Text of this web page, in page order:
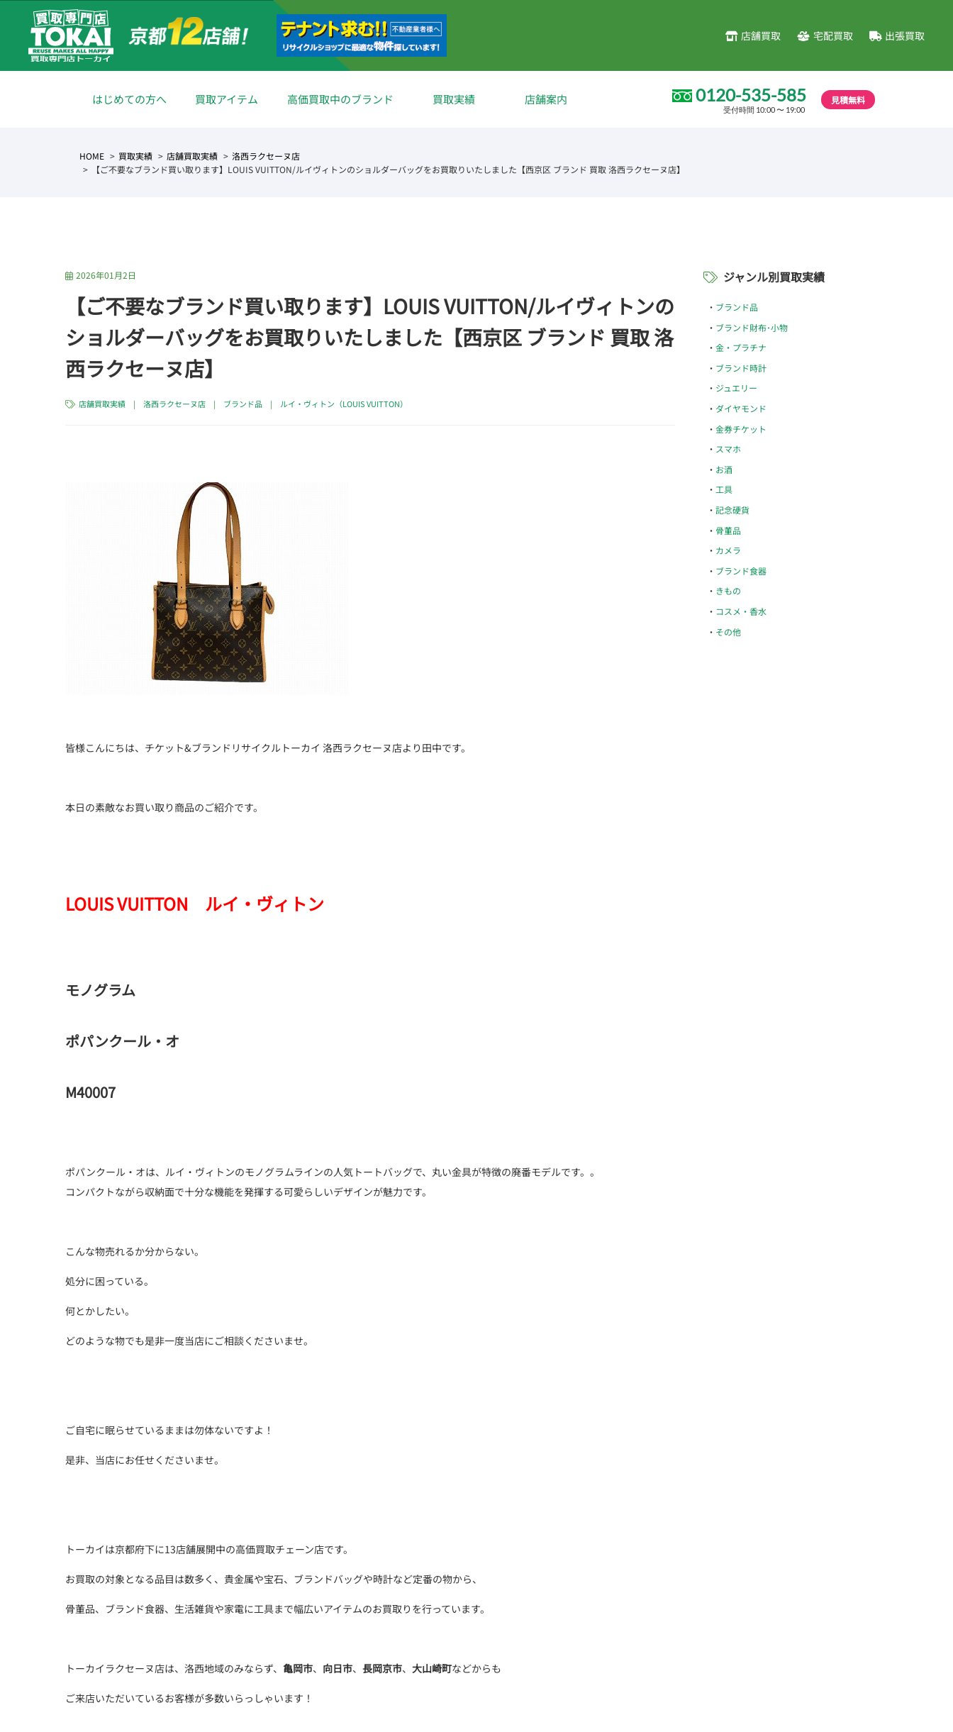
店舗買取 宅配買取 出張買取
はじめての方へ 買取アイテム 高価買取中のブランド 買取実績 店舗案内 0120-535-585
受付時間 10:00 〜 19:00
見積無料
HOME 買取実績 店舗買取実績
洛西ラクセーヌ店
【ご不要なブランド買い取ります】LOUIS VUITTON/ルイヴィトンのショルダーバッグをお買取りいたしました【西京区 ブランド 買取 洛西ラクセーヌ店】
2026年01月2日
【ご不要なブランド買い取ります】LOUIS VUITTON/ルイヴィトンの
ショルダーバッグをお買取りいたしました【西京区 ブランド 買取 洛
西ラクセーヌ店】
店舗買取実績 |洛西ラクセーヌ店 | ブランド品 | ルイ・ヴィトン（LOUIS VUITTON）
皆様こんにちは、チケット&ブランドリサイクルトーカイ 洛西ラクセーヌ店より田中です。
本日の素敵なお買い取り商品のご紹介です。
LOUIS VUITTON ルイ・ヴィトン
モノグラム
ポパンクール・オ
M40007
ポパンクール・オは、ルイ・ヴィトンのモノグラムラインの人気トートバッグで、丸い金具が特徴の廃番モデルです。。
コンパクトながら収納面で十分な機能を発揮する可愛らしいデザインが魅力です。
こんな物売れるか分からない。
処分に困っている。
何とかしたい。
どのような物でも是非一度当店にご相談くださいませ。
ご自宅に眠らせているままは勿体ないですよ！
是非、当店にお任せくださいませ。
トーカイは京都府下に13店舗展開中の高価買取チェーン店です。
お買取の対象となる品目は数多く、貴金属や宝石、ブランドバッグや時計など定番の物から、
骨董品、ブランド食器、生活雑貨や家電に工具まで幅広いアイテムのお買取りを行っています。
トーカイラクセーヌ店は、洛西地域のみならず、 亀岡市、 向日市、 長岡京市、 大山崎町などからも
ご来店いただいているお客様が多数いらっしゃいます！
ジャンル別買取実績
ブランド品
ブランド財布･小物
金・プラチナ
ブランド時計
ジュエリー
ダイヤモンド
金券チケット
スマホ
お酒
工具
記念硬貨
骨董品
カメラ
ブランド食器
きもの
コスメ・香水
その他